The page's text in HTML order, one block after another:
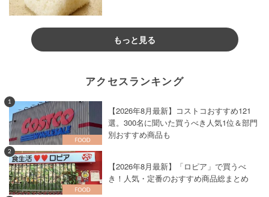
もっと見る
アクセスランキング
1
【2026年8月最新】コストコおすすめ121
選。300名に聞いた買うべき人気1位＆部門
別おすすめ商品も
2
【2026年8月最新】「ロピア」で買うべ
き！人気・定番のおすすめ商品総まとめ